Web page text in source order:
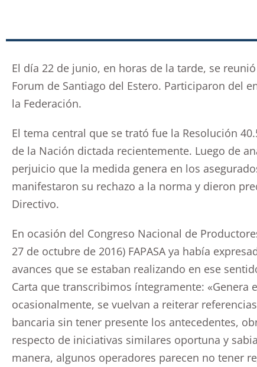
El día 22 de junio, en horas de la tarde, se reunió
Forum de Santiago del Estero. Participaron del
la Federación.
El tema central que se trató fue la Resolución
de la Nación dictada recientemente. Luego de
perjuicio que la medida genera en los
manifestaron su rechazo a la norma y dieron
Directivo.
En ocasión del Congreso Nacional de
27 de octubre de 2016) FAPASA ya había
avances que se estaban realizando en ese
Carta que transcribimos íntegramente: «Genera
ocasionalmente, se vuelvan a reiterar
bancaria sin tener presente los antecedentes,
respecto de iniciativas similares oportuna y
manera, algunos operadores parecen no tener